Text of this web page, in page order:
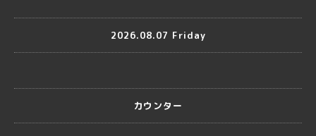
2026.08.07 Friday
カウンター